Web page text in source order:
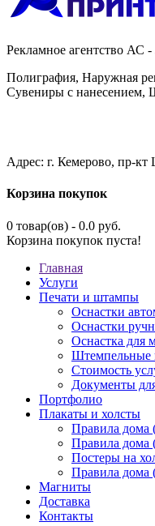
Рекламное агентство АС
Полиграфия, Наружная
Сувениры с нанесением,
Адрес: г. Кемерово, пр-кт
Корзина покупок
0 товар(ов) - 0.0 руб.
Корзина покупок пуста!
Главная
Услуги
Печати и штампы
Оснастки
Оснастки
Оснастка для
Штемпельные
Стоимость
Документы для
Портфолио
Плакаты и холсты
Правила дома
Правила
Постеры на
Правила дома
Магниты
Доставка
Контакты